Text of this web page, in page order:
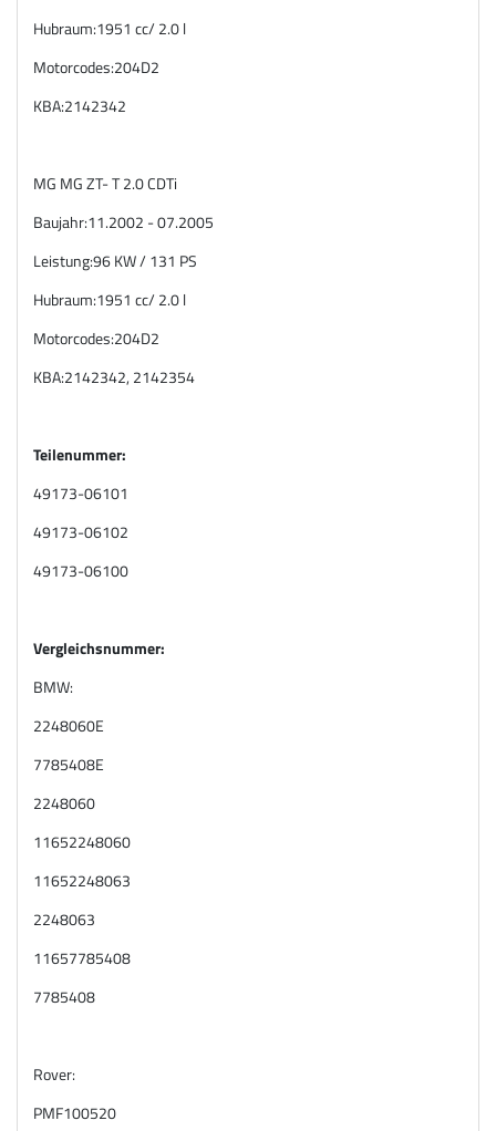
Hubraum:1951 cc/ 2.0 l
Motorcodes:204D2
KBA:2142342
MG MG ZT- T 2.0 CDTi
Baujahr:11.2002 - 07.2005
Leistung:96 KW / 131 PS
Hubraum:1951 cc/ 2.0 l
Motorcodes:204D2
KBA:2142342, 2142354
Teilenummer:
49173-06101
49173-06102
49173-06100
Vergleichsnummer:
BMW:
2248060E
7785408E
2248060
11652248060
11652248063
2248063
11657785408
7785408
Rover:
PMF100520